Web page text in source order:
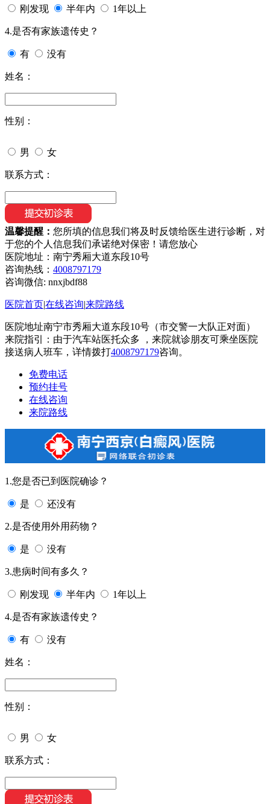
刚发现 半年内 1年以上
4.是否有家族遗传史？
有 没有
姓名：
性别：
男 女
联系方式：
温馨提醒： 您所填的信息我们将及时反馈给医生进行诊断，对
于您的个人信息我们承诺绝对保密！请您放心
医院地址：南宁秀厢大道东段10号
咨询热线： 4008797179
咨询微信: nnxjbdf88
医院首页|在线咨询|来院路线
医院地址南宁市秀厢大道东段10号（市交警一大队正对面）
来院指引：由于汽车站医托众多 ，来院就诊朋友可乘坐医院
接送病人班车，详情拨打4008797179咨询。
免费电话
预约挂号
在线咨询
来院路线
1.您是否已到医院确诊？
是 还没有
2.是否使用外用药物？
是 没有
3.患病时间有多久？
刚发现 半年内 1年以上
4.是否有家族遗传史？
有 没有
姓名：
性别：
男 女
联系方式：